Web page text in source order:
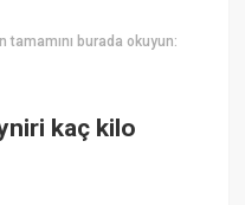
tamamını burada okuyun:
kaç kilo